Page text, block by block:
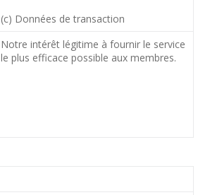
(c) Données de transaction
Notre intérêt légitime à fournir le service
le plus efficace possible aux membres.